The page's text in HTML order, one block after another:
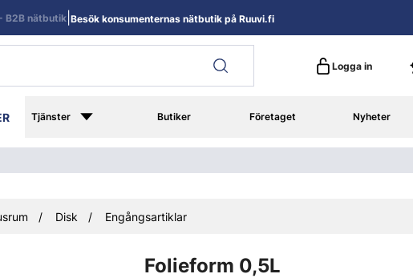
Logga in
Tjänster Butiker Företaget Nyheter
B2B nätbutik Besök konsumenternas nätbutik på Ruuvi.fi
Disk Engångsartiklar
Folieform 0,5L